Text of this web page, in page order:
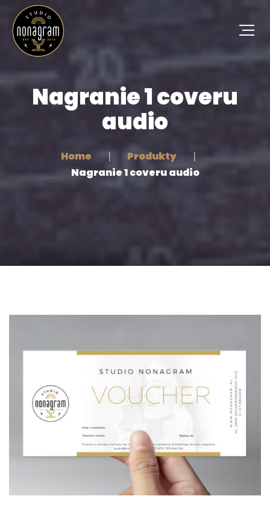
Nagranie 1 coveru
audio
Home
Produkty
Nagranie 1 coveru audio